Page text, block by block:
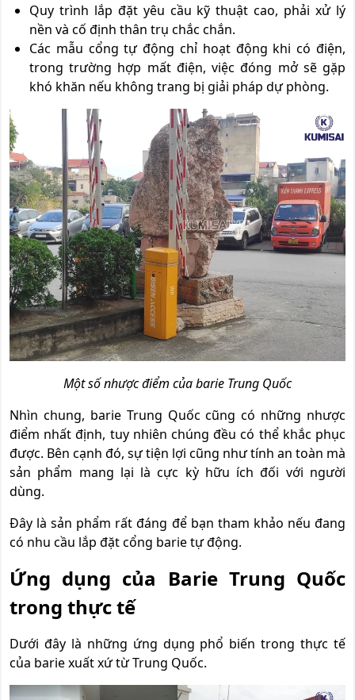
Quy trình lắp đặt yêu cầu kỹ thuật cao, phải xử lý
nền và cố định thân trụ chắc chắn.
Các mẫu cổng tự động chỉ hoạt động khi có điện,
trong trường hợp mất điện, việc đóng mở sẽ gặp
khó khăn nếu không trang bị giải pháp dự phòng.
Một số nhược điểm của barie Trung Quốc
Nhìn chung, barie Trung Quốc cũng có những nhược
điểm nhất định, tuy nhiên chúng đều có thể khắc phục
được. Bên cạnh đó, sự tiện lợi cũng như tính an toàn mà
sản phẩm mang lại là cực kỳ hữu ích đối với người
dùng.
Đây là sản phẩm rất đáng để bạn tham khảo nếu đang
có nhu cầu lắp đặt cổng barie tự động.
Ứng dụng của Barie Trung Quốc
trong thực tế
Dưới đây là những ứng dụng phổ biến trong thực tế
của barie xuất xứ từ Trung Quốc.